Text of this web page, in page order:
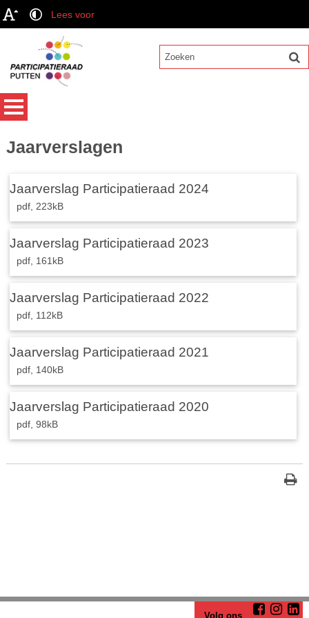
Lees voor
Jaarverslagen
Jaarverslag Participatieraad 2024
pdf , 223kB
Jaarverslag Participatieraad 2023
pdf , 161kB
Jaarverslag Participatieraad 2022
pdf , 112kB
Jaarverslag Participatieraad 2021
pdf , 140kB
Jaarverslag Participatieraad 2020
pdf , 98kB
Volg ons